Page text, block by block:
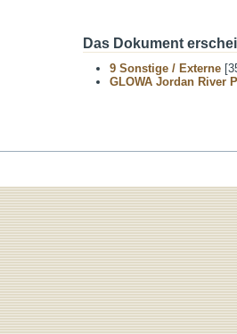
Das Dokument
9 Sonstige / Externe
GLOWA Jordan River